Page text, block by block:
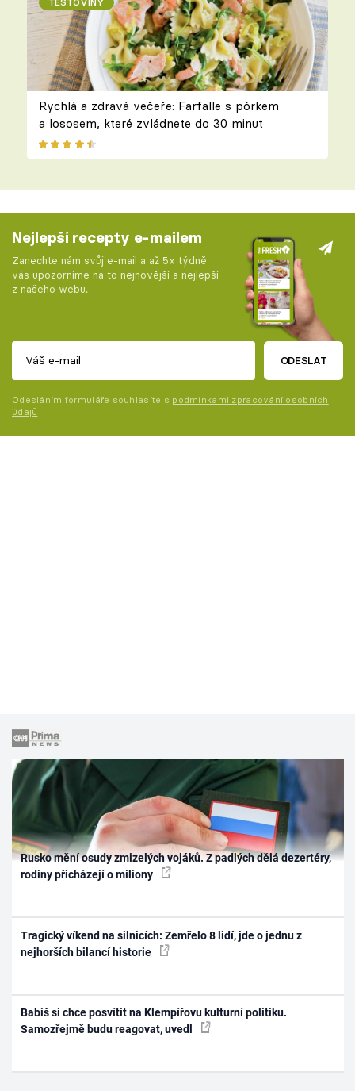
Rychlá a zdravá večeře: Farfalle s pórkem
a lososem, které zvládnete do 30 minut
Nejlepší recepty e-mailem
Zanechte nám svůj e-mail a až 5x týdně
vás upozorníme na to nejnovější a nejlepší
z našeho webu.
ODESLAT
Odesláním formuláře souhlasíte s podmínkami zpracování osobních
údajů
Rusko mění osudy zmizelých vojáků. Z padlých dělá dezertéry,
rodiny přicházejí o miliony
Tragický víkend na silnicích: Zemřelo 8 lidí, jde o jednu z
nejhorších bilancí historie
Babiš si chce posvítit na Klempířovu kulturní politiku.
Samozřejmě budu reagovat, uvedl